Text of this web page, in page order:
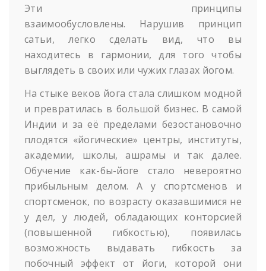
Эти принципы
взаимообусловлены. Нарушив принцип
сатьи, легко сделать вид, что вы
находитесь в гармонии, для того чтобы
выглядеть в своих или чужих глазах йогом.
На стыке веков йога стала слишком модной
и превратилась в большой бизнес. В самой
Индии и за её пределами безостановочно
плодятся «йогические» центры, институты,
академии, школы, ашрамы и так далее.
Обучение как-бы-йоге стало невероятно
прибыльным делом. А у спортсменов и
спортсменок, по возрасту оказавшимися не
у дел, у людей, обладающих конторсией
(повышенной гибкостью), появилась
возможность выдавать гибкость за
побочный эффект от йоги, которой они